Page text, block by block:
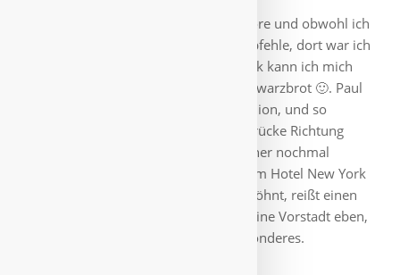
den nächsten Morgen bei Baker&Moore und obwohl ich
selten irgendwelche Freß-Tempel empfehle, dort war ich
beeindruckt: an ein besseres Frühstück kann ich mich
kaum erinnern. Man probiere das Schwarzbrot 🙂. Paul
wollte unbedingt zum Feyenoord Stadion, und so
marschierten wir über die Erasmus-Brücke Richtung
Feyenoord. Allerdings nicht ohne vorher nochmal
zwischen den Wolkenkratzern und dem Hotel New York
rum zu schlendern. Von der City verwöhnt, reißt einen
Feyenoord selbst nicht vom Hocker. Eine Vorstadt eben,
auch das Stadion war jetzt nichts Besonderes.